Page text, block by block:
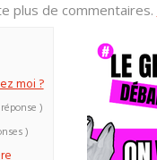
plus de commentaires.
moi ?
réponse )
)